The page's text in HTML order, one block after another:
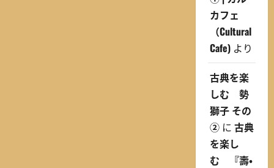
カフェ
（Cultural
Cafe)より
古典を楽
しむ 勢
獅子 その
②に 古典
を楽し
む 『壽・